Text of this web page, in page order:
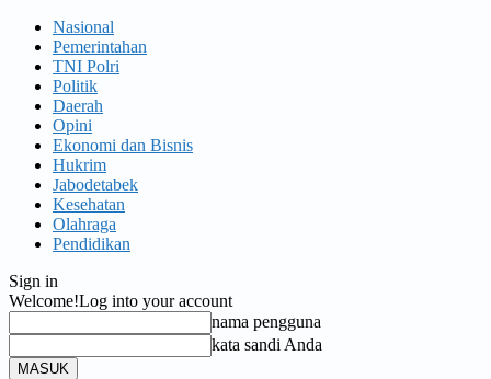
Nasional
Pemerintahan
TNI Polri
Politik
Daerah
Opini
Ekonomi dan Bisnis
Hukrim
Jabodetabek
Kesehatan
Olahraga
Pendidikan
Sign in
Welcome!Log into your account
nama pengguna
kata sandi Anda